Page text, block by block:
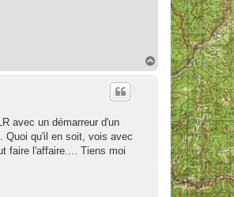
avec un démarreur d'un
Quoi qu'il en soit, vois avec
faire l'affaire.... Tiens moi